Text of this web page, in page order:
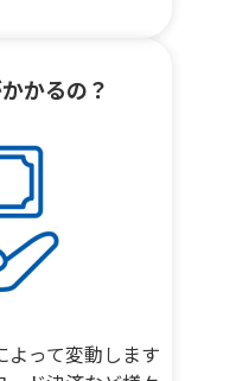
かるの？
よって変動します